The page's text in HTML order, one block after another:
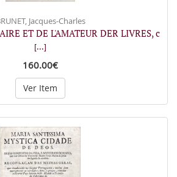
Jacques-Charles
ET DE L'AMATEUR DER LIVRES, c
[...]
160.00€
Ver Item